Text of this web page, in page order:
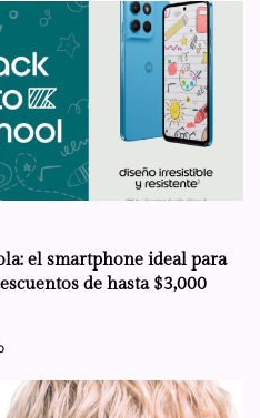
el smartphone ideal para
de hasta $3,000